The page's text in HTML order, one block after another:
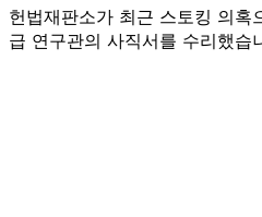
헌법재판소가 최근 스토킹 의혹
급 연구관의 사직서를 수리했습